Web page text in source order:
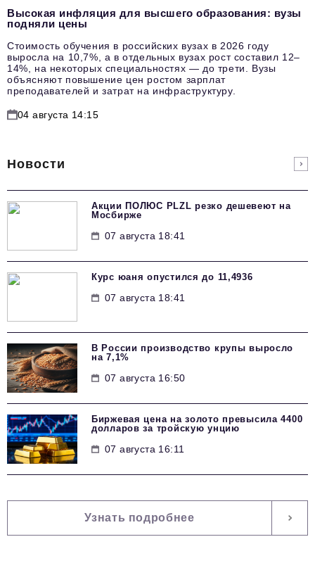
Высокая инфляция для высшего образования: вузы
подняли цены
Стоимость обучения в российских вузах в 2026 году
выросла на 10,7%, а в отдельных вузах рост составил 12–
14%, на некоторых специальностях — до трети. Вузы
объясняют повышение цен ростом зарплат
преподавателей и затрат на инфраструктуру.
04 августа 14:15
Новости
Акции ПОЛЮС PLZL резко дешевеют на
Мосбирже
07 августа 18:41
Курс юаня опустился до 11,4936
07 августа 18:41
В России производство крупы выросло
на 7,1%
07 августа 16:50
Биржевая цена на золото превысила 4400
долларов за тройскую унцию
07 августа 16:11
Узнать подробнее